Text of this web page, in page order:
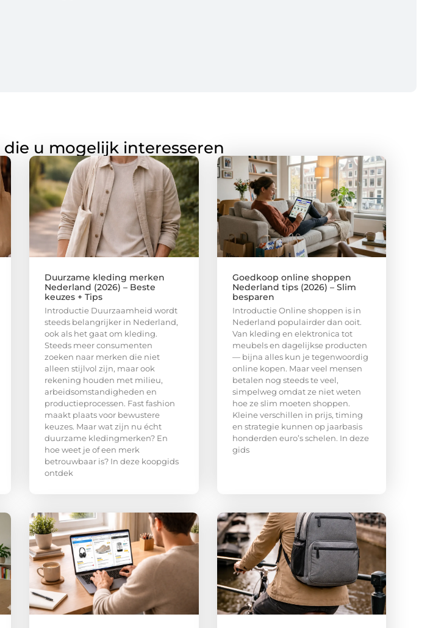
die u mogelijk interesseren
Duurzame kleding merken
Nederland (2026) – Beste
keuzes + Tips
Introductie Duurzaamheid wordt
steeds belangrijker in Nederland,
ook als het gaat om kleding.
Steeds meer consumenten
zoeken naar merken die niet
alleen stijlvol zijn, maar ook
rekening houden met milieu,
arbeidsomstandigheden en
productieprocessen. Fast fashion
maakt plaats voor bewustere
keuzes. Maar wat zijn nu écht
duurzame kledingmerken? En
hoe weet je of een merk
betrouwbaar is? In deze koopgids
ontdek
Goedkoop online shoppen
Nederland tips (2026) – Slim
besparen
Introductie Online shoppen is in
Nederland populairder dan ooit.
Van kleding en elektronica tot
meubels en dagelijkse producten
— bijna alles kun je tegenwoordig
online kopen. Maar veel mensen
betalen nog steeds te veel,
simpelweg omdat ze niet weten
hoe ze slim moeten shoppen.
Kleine verschillen in prijs, timing
en strategie kunnen op jaarbasis
honderden euro’s schelen. In deze
gids